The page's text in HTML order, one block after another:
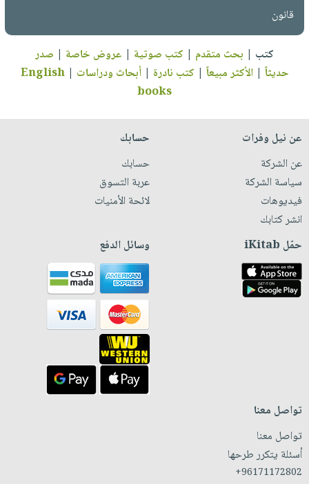
قانون
كتب | بحث متقدم | كتب صوتية | عروض خاصة | صدر
حديثاً |الأكثر مبيعاً | كتب نادرة |أبحاث ودراسات |
English
books
عن نيل وفرات
عن الشركة
سياسة الشركة
فيديوهات
انشر كتابك
حسابك
حسابك
عربة التسوق
لائحة الأمنيات
حمّل iKitab وسائل الدفع
تواصل معنا
تواصل معنا
أسئلة يتكرر طرحها
+96171172802